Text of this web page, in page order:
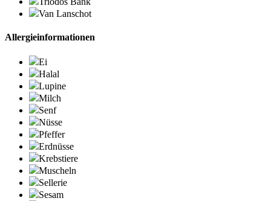
Van Lanschot
Allergieinformationen
Ei
Halal
Lupine
Milch
Senf
Nüsse
Pfeffer
Erdnüsse
Krebstiere
Muscheln
Sellerie
Sesam